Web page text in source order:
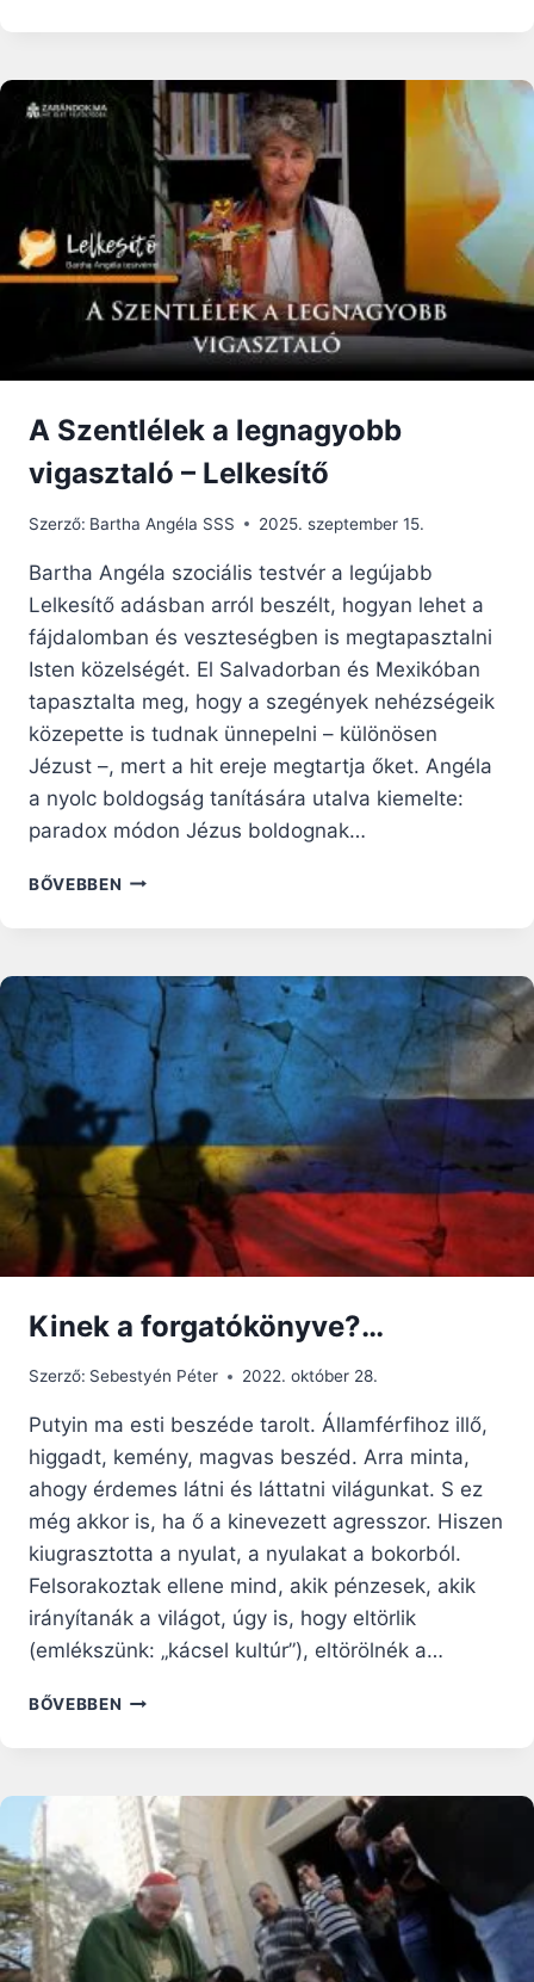
AJÁNLOTTAK
FEL
EGY
NŐNEK
DEPRESSZIÓJA
ELLEN
A Szentlélek a legnagyobb
vigasztaló – Lelkesítő
Szerző: Bartha Angéla SSS 2025. szeptember 15.
Bartha Angéla szociális testvér a legújabb
Lelkesítő adásban arról beszélt, hogyan lehet a
fájdalomban és veszteségben is megtapasztalni
Isten közelségét. El Salvadorban és Mexikóban
tapasztalta meg, hogy a szegények nehézségeik
közepette is tudnak ünnepelni – különösen
Jézust –, mert a hit ereje megtartja őket. Angéla
a nyolc boldogság tanítására utalva kiemelte:
paradox módon Jézus boldognak…
BŐVEBBEN A
VIGASZTALÓ
–
LELKESÍTŐ
Kinek a forgatókönyve?…
Szerző: Sebestyén Péter 2022. október 28.
Putyin ma esti beszéde tarolt. Államférfihoz illő,
higgadt, kemény, magvas beszéd. Arra minta,
ahogy érdemes látni és láttatni világunkat. S ez
még akkor is, ha ő a kinevezett agresszor. Hiszen
kiugrasztotta a nyulat, a nyulakat a bokorból.
Felsorakoztak ellene mind, akik pénzesek, akik
irányítanák a világot, úgy is, hogy eltörlik
(emlékszünk: „kácsel kultúr”), eltörölnék a…
BŐVEBBEN KINEK